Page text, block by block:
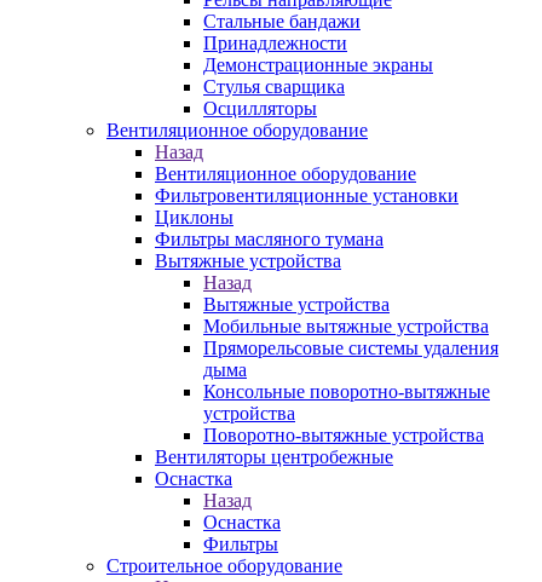
Стальные бандажи
Принадлежности
Демонстрационные экраны
Стулья сварщика
Осцилляторы
Вентиляционное оборудование
Назад
Вентиляционное оборудование
Фильтровентиляционные установки
Циклоны
Фильтры масляного тумана
Вытяжные устройства
Назад
Вытяжные устройства
Мобильные вытяжные устройства
Пряморельсовые системы удаления
дыма
Консольные поворотно-вытяжные
устройства
Поворотно-вытяжные устройства
Вентиляторы центробежные
Оснастка
Назад
Оснастка
Фильтры
Строительное оборудование